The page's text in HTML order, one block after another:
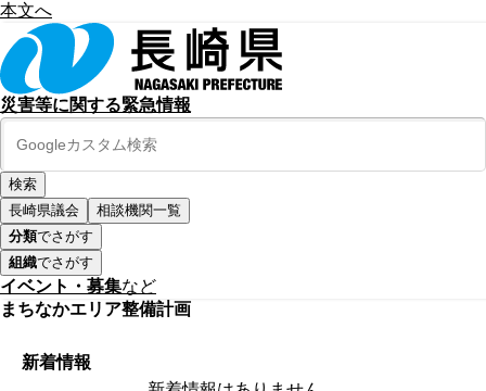
本文へ
災害等に関する緊急情報
長崎県議会
相談機関一覧
分類でさがす
組織でさがす
イベント・募集など
まちなかエリア整備計画
新着情報